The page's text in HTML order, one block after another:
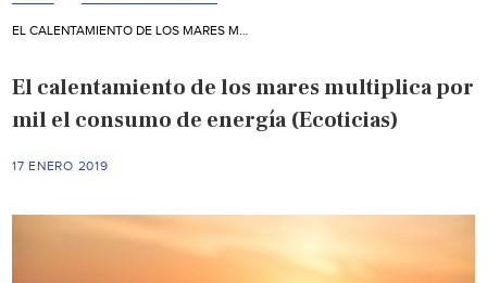
El calentamiento de los mares multiplica por
mil el consumo de energía (Ecoticias)
17 ENERO 2019